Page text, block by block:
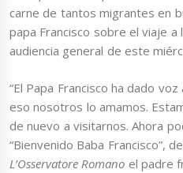
carne de tantos migrantes en
papa Francisco sobre el viaje
audiencia general de este
“El Papa Francisco ha dado
eso nosotros lo amamos.
de nuevo a visitarnos. Ahora
“Bienvenido Baba Francisco”,
L’Osservatore Romano el padre